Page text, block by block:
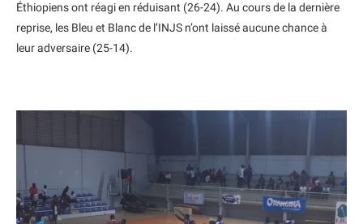
Éthiopiens ont réagi en réduisant (26-24). Au cours de la dernière
reprise, les Bleu et Blanc de l’INJS n’ont laissé aucune chance à
leur adversaire (25-14).